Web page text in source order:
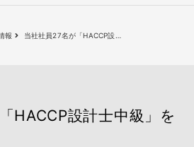
報 当社社員27名が「HACCP設
HACCP設計士中級」を